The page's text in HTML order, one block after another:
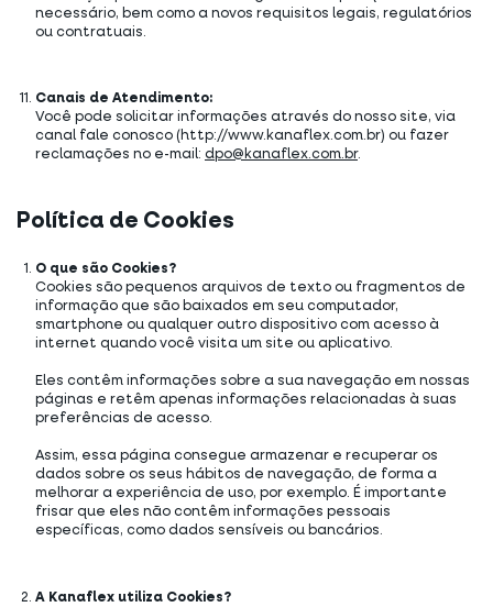
necessário, bem como a novos requisitos legais, regulatórios
ou contratuais.
Canais de Atendimento:
Você pode solicitar informações através do nosso site, via
canal fale conosco (http://www.kanaflex.com.br) ou fazer
reclamações no e-mail: dpo@kanaflex.com.br.
Política de Cookies
O que são Cookies?
Cookies são pequenos arquivos de texto ou fragmentos de
informação que são baixados em seu computador,
smartphone ou qualquer outro dispositivo com acesso à
internet quando você visita um site ou aplicativo.
Eles contêm informações sobre a sua navegação em nossas
páginas e retêm apenas informações relacionadas à suas
preferências de acesso.
Assim, essa página consegue armazenar e recuperar os
dados sobre os seus hábitos de navegação, de forma a
melhorar a experiência de uso, por exemplo. É importante
frisar que eles não contêm informações pessoais
específicas, como dados sensíveis ou bancários.
A Kanaflex utiliza Cookies?